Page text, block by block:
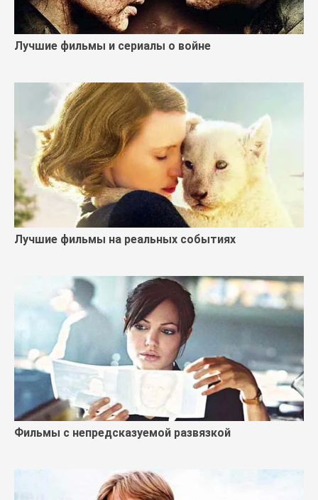
Лучшие фильмы и сериалы о войне
Лучшие фильмы на реальных событиях
Фильмы с непредсказуемой развязкой